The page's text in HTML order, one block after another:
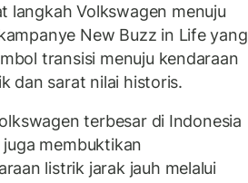
langkah Volkswagen menuju
New Buzz in Life yang
transisi menuju kendaraan
dan sarat nilai historis.
terbesar di Indonesia
membuktikan
listrik jarak jauh melalui